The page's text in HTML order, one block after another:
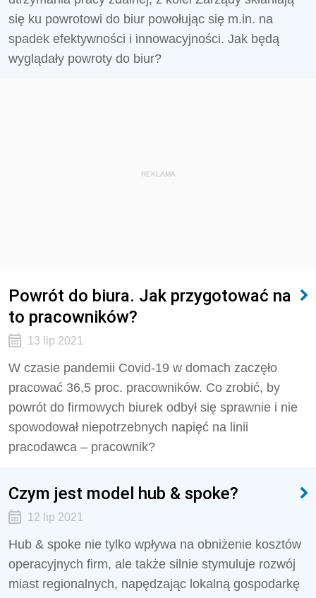
się ku powrotowi do biur powołując się m.in. na
spadek efektywności i innowacyjności. Jak będą
wyglądały powroty do biur?
REKLAMA
Powrót do biura. Jak przygotować na
to pracowników?
13 lip 2021
W czasie pandemii Covid-19 w domach zaczęło
pracować 36,5 proc. pracowników. Co zrobić, by
powrót do firmowych biurek odbył się sprawnie i nie
spowodował niepotrzebnych napięć na linii
pracodawca – pracownik?
Czym jest model hub & spoke?
12 lip 2021
Hub & spoke nie tylko wpływa na obniżenie kosztów
operacyjnych firm, ale także silnie stymuluje rozwój
miast regionalnych, napędzając lokalną gospodarkę